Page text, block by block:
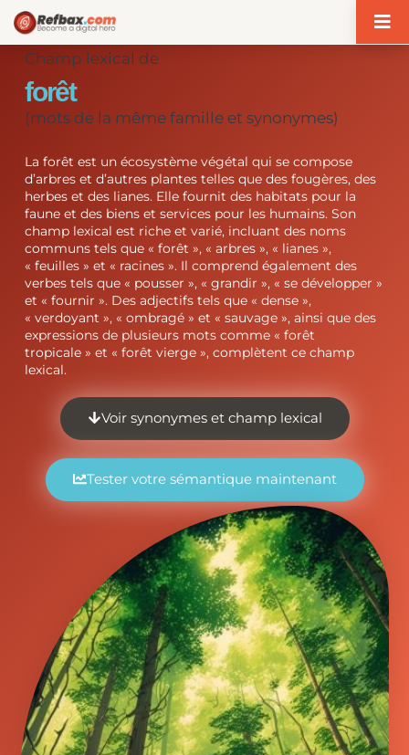
Champ lexical de
forêt
(mots de la même famille et synonymes)
La forêt est un écosystème végétal qui se compose
d’arbres et d’autres plantes telles que des fougères, des
herbes et des lianes. Elle fournit des habitats pour la
faune et des biens et services pour les humains. Son
champ lexical est riche et varié, incluant des noms
communs tels que « forêt », « arbres », « lianes »,
« feuilles » et « racines ». Il comprend également des
verbes tels que « pousser », « grandir », « se développer »
et « fournir ». Des adjectifs tels que « dense »,
« verdoyant », « ombragé » et « sauvage », ainsi que des
expressions de plusieurs mots comme « forêt
tropicale » et « forêt vierge », complètent ce champ
lexical.
Voir synonymes et champ lexical
Tester votre sémantique maintenant
Panneau de gestion des cookies